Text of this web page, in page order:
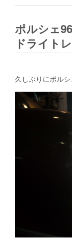
ポルシェ
ドライト
久しぶりにポル